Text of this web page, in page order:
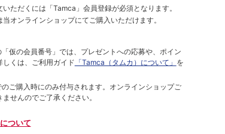
ただくには「Tamca」会員登録が必須となります。
当オンラインショップにてご購⼊いただけます。
仮の会員番号」では、プレゼントへの応募や、ポイン
しくは、ご利⽤ガイド 「Tamca（タムカ）について」 を
ご購⼊時にのみ付与されます。オンラインショップご
せんのでご了承ください。
ついて